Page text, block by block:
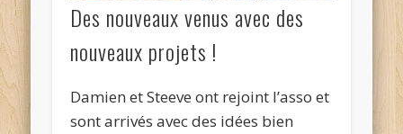
Des nouveaux venus avec des
nouveaux projets !
Damien et Steeve ont rejoint l’asso et
sont arrivés avec des idées bien